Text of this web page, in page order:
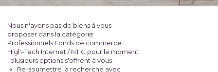
Nous n'avons pas de biens à vous
proposer dans la catégorie
Professionnels Fonds de commerce
High-Tech Internet / NTIC pour le moment
, plusieurs options s'offrent à vous :
Re-soumettre la recherche avec